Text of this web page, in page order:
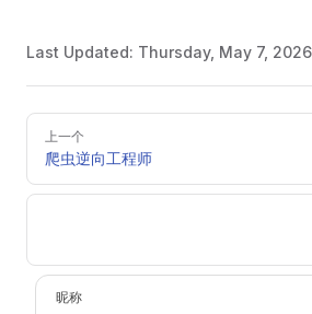
Last Updated: Thursday, May 7,
Pager
上一个
爬虫逆向工程师
昵称